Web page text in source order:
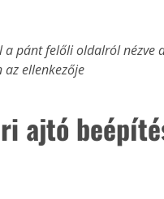
a pánt felőli oldalról nézve
az ellenkezője
ajtó